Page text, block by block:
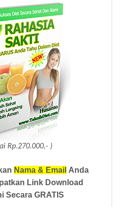
Rp.270.000,- )
Nama & Email Anda
Link Download
Secara GRATIS